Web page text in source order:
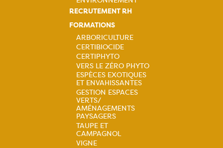
principale
RECRUTEMENT RH
FORMATIONS
Navigation
principale
ARBORICULTURE
CERTIBIOCIDE
CERTIPHYTO
VERS LE ZÉRO PHYTO
ESPÈCES EXOTIQUES
ET ENVAHISSANTES
GESTION ESPACES
VERTS/
AMÉNAGEMENTS
PAYSAGERS
TAUPE ET
CAMPAGNOL
VIGNE